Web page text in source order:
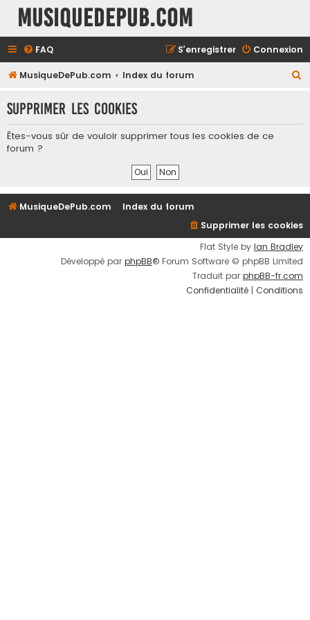
MusiqueDePub.com
FAQ Connexion
S’enregistrer
MusiqueDePub.com Index du forum
h
r
Supprimer les cookies
Êtes-vous sûr de vouloir supprimer tous les cookies de ce
forum ?
MusiqueDePub.com
Index du forum
Supprimer les cookies
Flat Style by Ian Bradley
Développé par phpBB® Forum Software © phpBB Limited
Traduit par phpBB-fr.com
Confidentialité | Conditions